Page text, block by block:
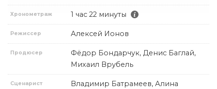
Хронометраж 1 час 22 минуты
Режиссер Алексей Ионов
Продюсер
Фёдор Бондарчук, Денис Баглай,
Михаил Врубель
Сценарист
Владимир Батрамеев, Алина